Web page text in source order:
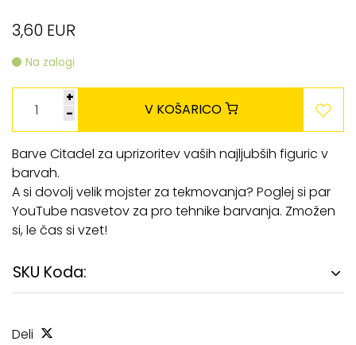
3,60 EUR
Na zalogi
+
-
V KOŠARICO
Barve Citadel za uprizoritev vaših najljubših figuric v
barvah.
A si dovolj velik mojster za tekmovanja? Poglej si par
YouTube nasvetov za pro tehnike barvanja. Zmožen
si, le čas si vzet!
SKU Koda:
Deli